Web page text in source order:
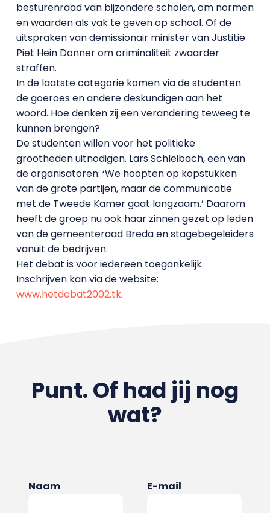
besturenraad van bijzondere scholen, om normen
en waarden als vak te geven op school. Of de
uitspraken van demissionair minister van Justitie
Piet Hein Donner om criminaliteit zwaarder
straffen.
In de laatste categorie komen via de studenten
de goeroes en andere deskundigen aan het
woord. Hoe denken zij een verandering teweeg te
kunnen brengen?
De studenten willen voor het politieke
grootheden uitnodigen. Lars Schleibach, een van
de organisatoren: ‘We hoopten op kopstukken
van de grote partijen, maar de communicatie
met de Tweede Kamer gaat langzaam.’ Daarom
heeft de groep nu ook haar zinnen gezet op leden
van de gemeenteraad Breda en stagebegeleiders
vanuit de bedrijven.
Het debat is voor iedereen toegankelijk.
Inschrijven kan via de website:
www.hetdebat2002.tk.
Punt. Of had jij nog
wat?
Naam E-mail